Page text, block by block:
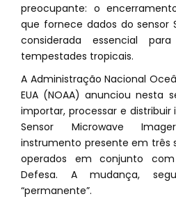
preocupante: o
que fornece dados do sensor
considerada essencial
tempestades tropicais.
A Administração Nacional
EUA (NOAA) anunciou nesta
importar, processar e
Sensor Microwave
instrumento presente em três
operados em conjunto
Defesa. A mudança,
“permanente”.